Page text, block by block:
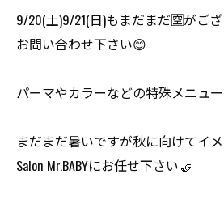
9/20(土)9/21(日)もまだまだ🈳がご
お問い合わせ下さい😊
パーマやカラーなどの特殊メニュ
まだまだ暑いですが秋に向けてイ
Salon Mr.BABYにお任せ下さい🤝